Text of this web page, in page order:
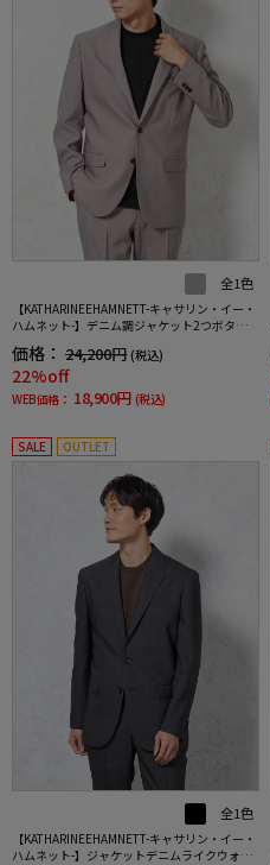
全1色
【KATHARINEEHAMNETT-キャサリン・イー・
ハムネット-】デニム調ジャケット2つボタン
レッチグレー無地
価格： 24,200円 (税込)
22%off
WEB価格： 18,900円 (税込)
SALE OUTLET
全1色
【KATHARINEEHAMNETT-キャサリン・イー・
ハムネット-】ジャケットデニムライクウォッ